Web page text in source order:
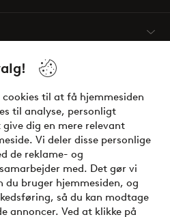
til at få hjemmesiden
til analyse, personligt
dig en mere relevant
Vi deler disse personlige
de reklame- og
med. Det gør vi
bruger hjemmesiden, og
så du kan modtage
annoncer. Ved at klikke på
- betal nu eller del op
vores betalingsmuligheder?